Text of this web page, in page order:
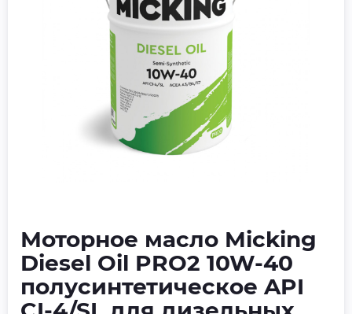
Моторное масло Micking
Diesel Oil PRO2 10W-40
полусинтетическое API